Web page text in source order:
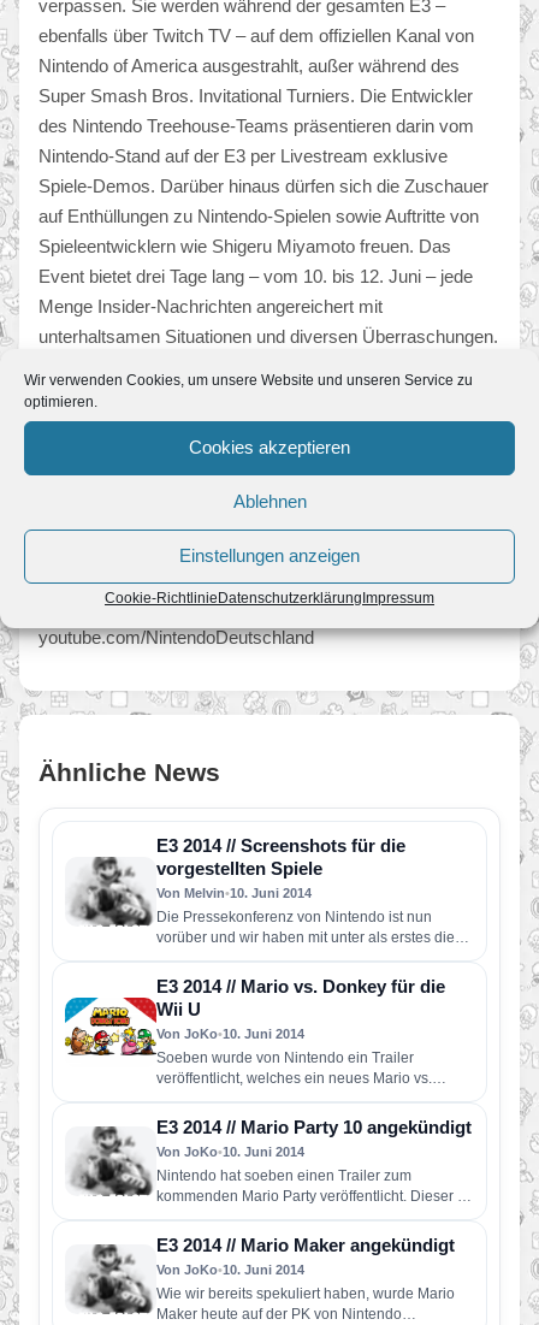
Wir verwenden Cookies, um unsere Website und unseren Service zu
optimieren.
Cookies akzeptieren
Ablehnen
Einstellungen anzeigen
Cookie-RichtlinieDatenschutzerklärungImpressum
verpassen. Sie werden während der gesamten E3 –
ebenfalls über Twitch TV – auf dem offiziellen Kanal von
Nintendo of America ausgestrahlt, außer während des
Super Smash Bros. Invitational Turniers. Die Entwickler
des Nintendo Treehouse-Teams präsentieren darin vom
Nintendo-Stand auf der E3 per Livestream exklusive
Spiele-Demos. Darüber hinaus dürfen sich die Zuschauer
auf Enthüllungen zu Nintendo-Spielen sowie Auftritte von
Spieleentwicklern wie Shigeru Miyamoto freuen. Das
Event bietet drei Tage lang – vom 10. bis 12. Juni – jede
Menge Insider-Nachrichten angereichert mit
unterhaltsamen Situationen und diversen Überraschungen.
Wer ganz sicher gehen möchte, dass er nichts versäumt,
sollte während der E3 regelmäßig bei Nintendo
vorbeischauen – auf Facebook, Twitter oder YouTube.
unter nintendo-europe-media.com, für Twitter-Nutzer unter
Deutschland YouTube-Kanal unter
youtube.com/NintendoDeutschland
Ähnliche News
E3 2014 // Screenshots für die
vorgestellten Spiele
Von Melvin•10. Juni 2014
Die Pressekonferenz von Nintendo ist nun
vorüber und wir haben mit unter als erstes die
neuesten Screenshots in…
E3 2014 // Mario vs. Donkey für die
Wii U
Von JoKo•10. Juni 2014
Soeben wurde von Nintendo ein Trailer
veröffentlicht, welches ein neues Mario vs.
Donkey Kong präsentiert. Erstmalig für eine…
E3 2014 // Mario Party 10 angekündigt
Von JoKo•10. Juni 2014
Nintendo hat soeben einen Trailer zum
kommenden Mario Party veröffentlicht. Dieser ist
der 10. Teil der Reihe und…
E3 2014 // Mario Maker angekündigt
Von JoKo•10. Juni 2014
Wie wir bereits spekuliert haben, wurde Mario
Maker heute auf der PK von Nintendo